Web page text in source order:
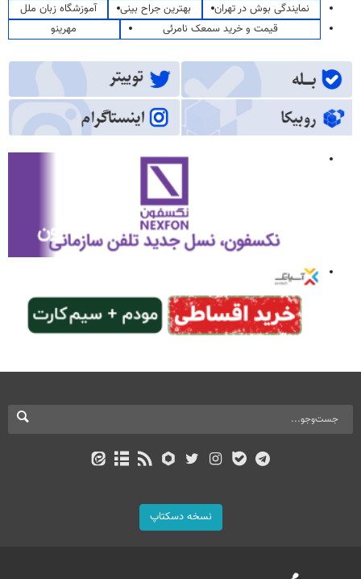
نمایندگی بوش در تهران
بهترین جراح بینی
آموزشگاه زبان ملل
قیمت و خرید سمعک نامرئی
مهرینو
نسخه دسکتاپ